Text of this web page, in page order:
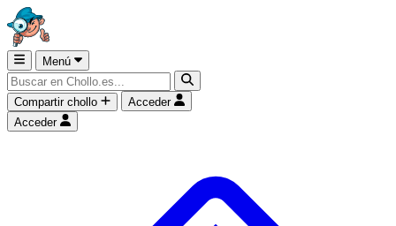
Menú
Compartir chollo
Acceder
Acceder